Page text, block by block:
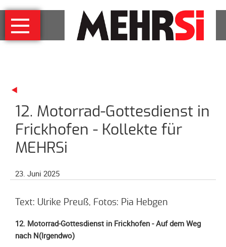
Navigation
überspringen
MEHRSi
Wer
Ziel
und
Strategie
Schirmherrschaft
für
Spendenkonto
Förderer
12. Motorrad-Gottesdienst in
Frickhofen - Kollekte für
MEHRSi
23. Juni 2025
Text: Ulrike Preuß, Fotos: Pia Hebgen
12. Motorrad-Gottesdienst in Frickhofen - Auf dem Weg
nach N(Irgendwo)